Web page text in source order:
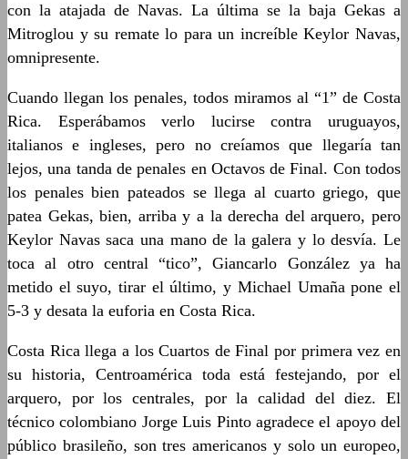
con la atajada de Navas. La última se la baja Gekas a
Mitroglou y su remate lo para un increíble Keylor Navas,
omnipresente.
Cuando llegan los penales, todos miramos al “1” de Costa
Rica. Esperábamos verlo lucirse contra uruguayos,
italianos e ingleses, pero no creíamos que llegaría tan
lejos, una tanda de penales en Octavos de Final. Con todos
los penales bien pateados se llega al cuarto griego, que
patea Gekas, bien, arriba y a la derecha del arquero, pero
Keylor Navas saca una mano de la galera y lo desvía. Le
toca al otro central “tico”, Giancarlo González ya ha
metido el suyo, tirar el último, y Michael Umaña pone el
5-3 y desata la euforia en Costa Rica.
Costa Rica llega a los Cuartos de Final por primera vez en
su historia, Centroamérica toda está festejando, por el
arquero, por los centrales, por la calidad del diez. El
técnico colombiano Jorge Luis Pinto agradece el apoyo del
público brasileño, son tres americanos y solo un europeo,